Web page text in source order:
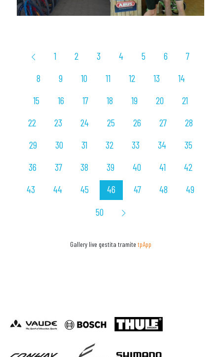
1 2 3 4 5 6
7
8
9 10 11 12 13
14
15
16 17 18 19 20
21
22
23 24 25 26 27
28
29
30 31 32 33 34
35
36
37 38 39 40 41
42
43
44 45 46 47 48
49
50
Gallery live gestita tramite tpApp